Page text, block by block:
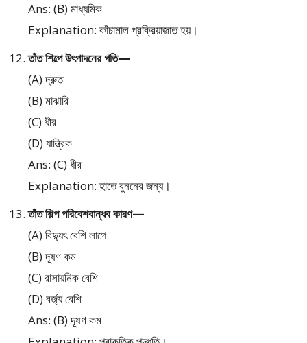
Ans: (B) মাধ্যমিক
Explanation: কাঁচামাল প্রক্রিয়াজাত হয়।
তাঁত শিল্পে উৎপাদনের গতি—
(A) দ্রুত
(B) মাঝারি
(C) ধীর
(D) যান্ত্রিক
Ans: (C) ধীর
Explanation: হাতে বুননের জন্য।
তাঁত শিল্প পরিবেশবান্ধব কারণ—
(A) বিদ্যুৎ বেশি লাগে
(B) দূষণ কম
(C) রাসায়নিক বেশি
(D) বর্জ্য বেশি
Ans: (B) দূষণ কম